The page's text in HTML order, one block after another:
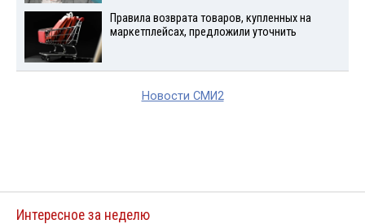
Правила возврата товаров, купленных на
маркетплейсах, предложили уточнить
Новости СМИ2
Интересное за неделю